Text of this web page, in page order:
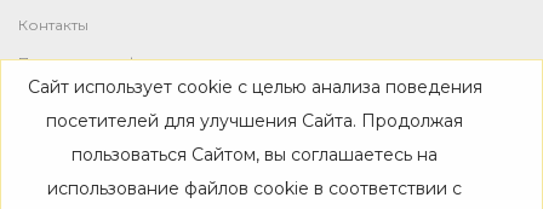
Контакты
Политика конфиденциальности
Магазин
Каталог
Дизайнерам
Сайт использует cookie с целью анализа поведения
посетителей для улучшения Сайта. Продолжая
пользоваться Сайтом, вы соглашаетесь на
использование файлов cookie в соответствии с